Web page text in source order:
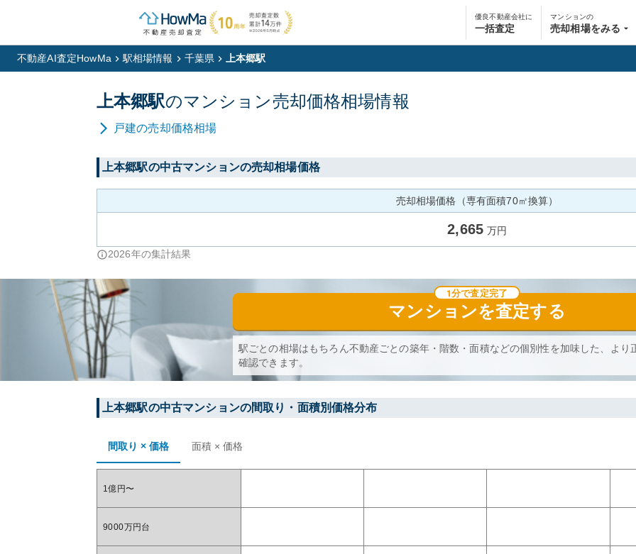
優良不動産会社に
一括査定
マンションの
売却相場をみる
不動産AI査定HowMa 駅相場情報 千葉県 上本郷駅
上本郷駅のマンション売却価格相場情報
戸建の売却価格相場
上本郷駅の中古マンションの売却相場価格
売却相場価格（専有面積70㎡換算）
2,665 万円
2026年の集計結果
マンションを査定する
1分で査定完了
駅ごとの相場はもちろん不動産ごとの築年・階数・面積などの個別性を加味した、より
確認できます。
上本郷駅の中古マンションの間取り・面積別価格分布
間取り × 価格 面積 × 価格
1億円〜
9000万円台